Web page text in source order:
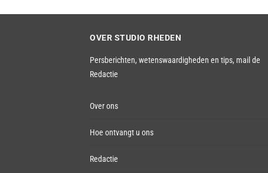
OVER STUDIO RHEDEN
Persberichten, wetenswaardigheden en tips, mail de
Redactie
Over ons
Hoe ontvangt u ons
Redactie